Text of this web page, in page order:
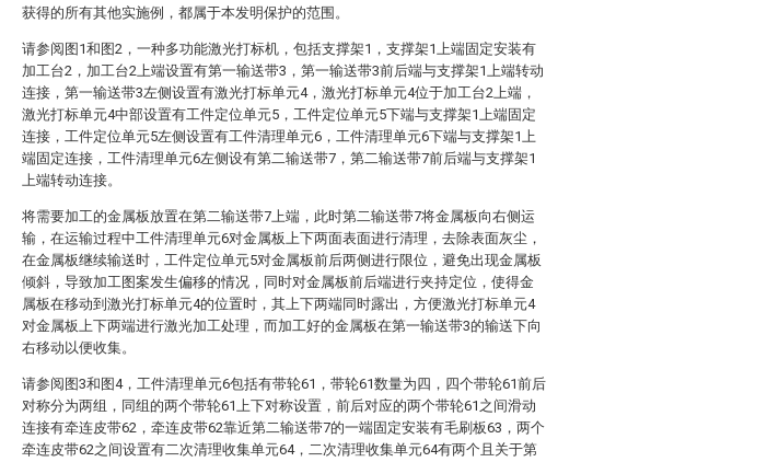
获得的所有其他实施例，都属于本发明保护的范围。
请参阅图1和图2，一种多功能激光打标机，包括支撑架1，支撑架1上端固定安装有
加工台2，加工台2上端设置有第一输送带3，第一输送带3前后端与支撑架1上端转动
连接，第一输送带3左侧设置有激光打标单元4，激光打标单元4位于加工台2上端，
激光打标单元4中部设置有工件定位单元5，工件定位单元5下端与支撑架1上端固定
连接，工件定位单元5左侧设置有工件清理单元6，工件清理单元6下端与支撑架1上
端固定连接，工件清理单元6左侧设有第二输送带7，第二输送带7前后端与支撑架1
上端转动连接。
将需要加工的金属板放置在第二输送带7上端，此时第二输送带7将金属板向右侧运
输，在运输过程中工件清理单元6对金属板上下两面表面进行清理，去除表面灰尘，
在金属板继续输送时，工件定位单元5对金属板前后两侧进行限位，避免出现金属板
倾斜，导致加工图案发生偏移的情况，同时对金属板前后端进行夹持定位，使得金
属板在移动到激光打标单元4的位置时，其上下两端同时露出，方便激光打标单元4
对金属板上下两端进行激光加工处理，而加工好的金属板在第一输送带3的输送下向
右移动以便收集。
请参阅图3和图4，工件清理单元6包括有带轮61，带轮61数量为四，四个带轮61前后
对称分为两组，同组的两个带轮61上下对称设置，前后对应的两个带轮61之间滑动
连接有牵连皮带62，牵连皮带62靠近第二输送带7的一端固定安装有毛刷板63，两个
牵连皮带62之间设置有二次清理收集单元64，二次清理收集单元64有两个且关于第